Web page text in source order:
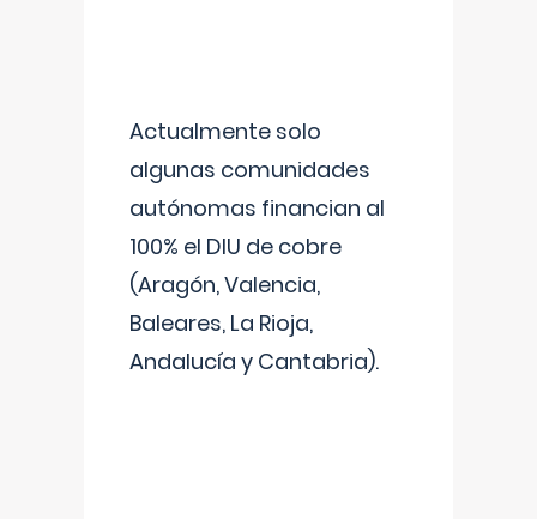
Actualmente solo
algunas comunidades
autónomas financian al
100% el DIU de cobre
(Aragón, Valencia,
Baleares, La Rioja,
Andalucía y Cantabria).